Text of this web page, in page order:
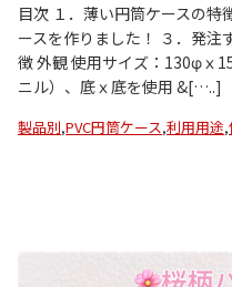
目次 １．薄い円筒ケースの特
ースを作りました！ ３．発注
徴 外観 使用サイズ：130φ
ニル）、底ｘ底を使用 &[…..]
製品別,PVC円筒ケース,利用用途,